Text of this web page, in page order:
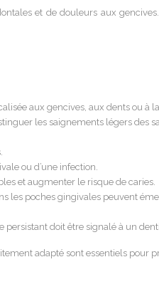
et de douleurs aux
aux gencives, aux dents ou à
les saignements légers des
ou d’une infection.
et augmenter le risque de caries.
les poches gingivales peuvent
doit être signalé à un
adapté sont essentiels pour